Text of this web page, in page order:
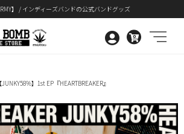
】 / インディーズバンドの公式バンドグッズ
0
【JUNKY58%】1st EP『HEARTBREAKER』